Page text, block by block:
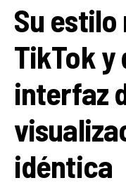
Su
TikToky
interfaz
idéntica